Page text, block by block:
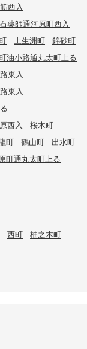
西入
薬師通河原町西入
上生洲町
錦砂町
油小路通丸太町上る
東入
東入
西入
桜木町
町 鶴山町
出水町
町通丸太町上る
西町 柚之木町